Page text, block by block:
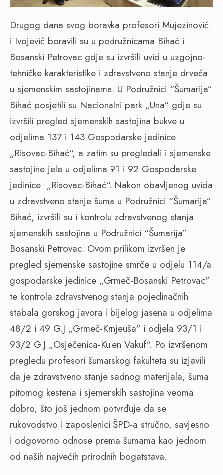
Drugog dana svog boravka profesori Mujezinović
i Ivojević boravili su u podružnicama Bihać i
Bosanski Petrovac gdje su izvršili uvid u uzgojno-
tehničke karakteristike i zdravstveno stanje drveća
u sjemenskim sastojinama. U Podružnici “Šumarija”
Bihać posjetili su Nacionalni park „Una“ gdje su
izvršili pregled sjemenskih sastojina bukve u
odjelima 137 i 143 Gospodarske jedinice
„Risovac-Bihać“, a zatim su pregledali i sjemenske
sastojine jele u odjelima 91 i 92 Gospodarske
jedinice „Risovac-Bihać“. Nakon obavljenog uvida
u zdravstveno stanje šuma u Podružnici “Šumarija”
Bihać, izvršili su i kontrolu zdravstvenog stanja
sjemenskih sastojina u Podružnici “Šumarija”
Bosanski Petrovac. Ovom prilikom izvršen je
pregled sjemenske sastojine smrče u odjelu 114/a
gospodarske jedinice „Grmeč-Bosanski Petrovac“
te kontrola zdravstvenog stanja pojedinačnih
stabala gorskog javora i bijelog jasena u odjelima
48/2 i 49 G.J „Grmeč-Krnjeuša“ i odjela 93/1 i
93/2 G.J „Osječenica-Kulen Vakuf“. Po izvršenom
pregledu profesori šumarskog fakulteta su izjavili
da je zdravstveno stanje sadnog materijala, šuma
pitomog kestena i sjemenskih sastojina veoma
dobro, što još jednom potvrđuje da se
rukovodstvo i zaposlenici ŠPD-a stručno, savjesno
i odgovorno odnose prema šumama kao jednom
od naših najvećih prirodnih bogatstava.